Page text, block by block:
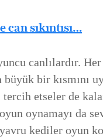
sıkıntısı…
canlılardır.
bir kısmını
etseler de
oynamayı da
kediler oyun